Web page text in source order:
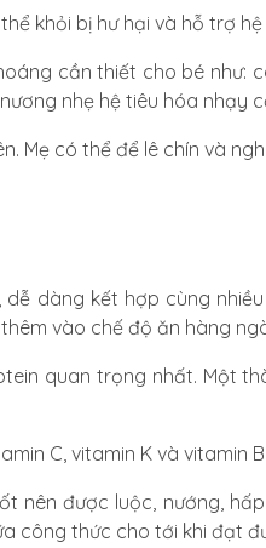
khỏi bị hư hại và hỗ trợ
cần thiết cho bé như:
nương nhẹ hệ tiêu hóa nhạy
Mẹ có thể để lê chín và
dễ dàng kết hợp cùng
vào chế độ ăn hàng
quan trọng nhất. Một
C, vitamin K và vitamin
nên được luộc, nướng,
công thức cho tới khi đạt